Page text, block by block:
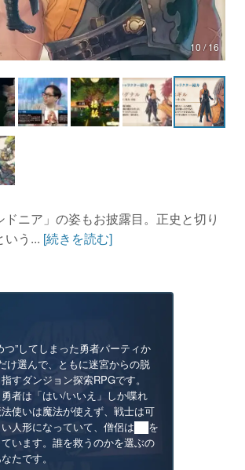
10 / 16
ニア」の姿もお披露目。正史と切り
いう... [続きを読む]
つ”してしまった勇者パーティか
け選んで、ともに迷宮からの脱
すダンジョン探索RPGです。
者は「はい/いいえ」しか喋れ
使いは魔法が使えず、戦士は可
人形になっていて、僧侶は██を
います。誰を救うのかを選ぶの
たです。